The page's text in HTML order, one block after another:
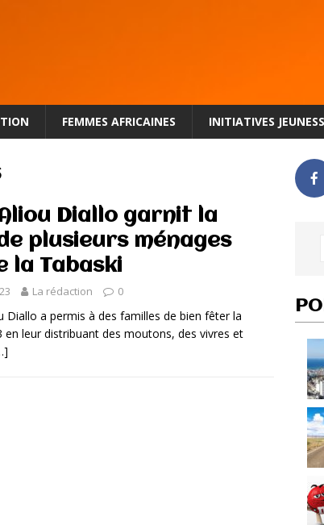
FEMMES AFRICAINES INITIATIVES
Diallo garnit la
plusieurs ménages
la Tabaski
La rédaction 0
Diallo a permis à des familles de bien fêter la
en leur distribuant des moutons, des vivres et